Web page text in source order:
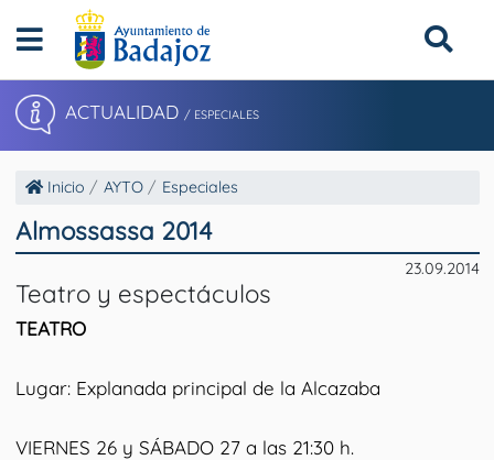
ACTUALIDAD / ESPECIALES
Inicio AYTO Especiales
Almossassa 2014
23.09.2014
Teatro y espectáculos
TEATRO
Lugar: Explanada principal de la Alcazaba
VIERNES 26 y SÁBADO 27 a las 21:30 h.